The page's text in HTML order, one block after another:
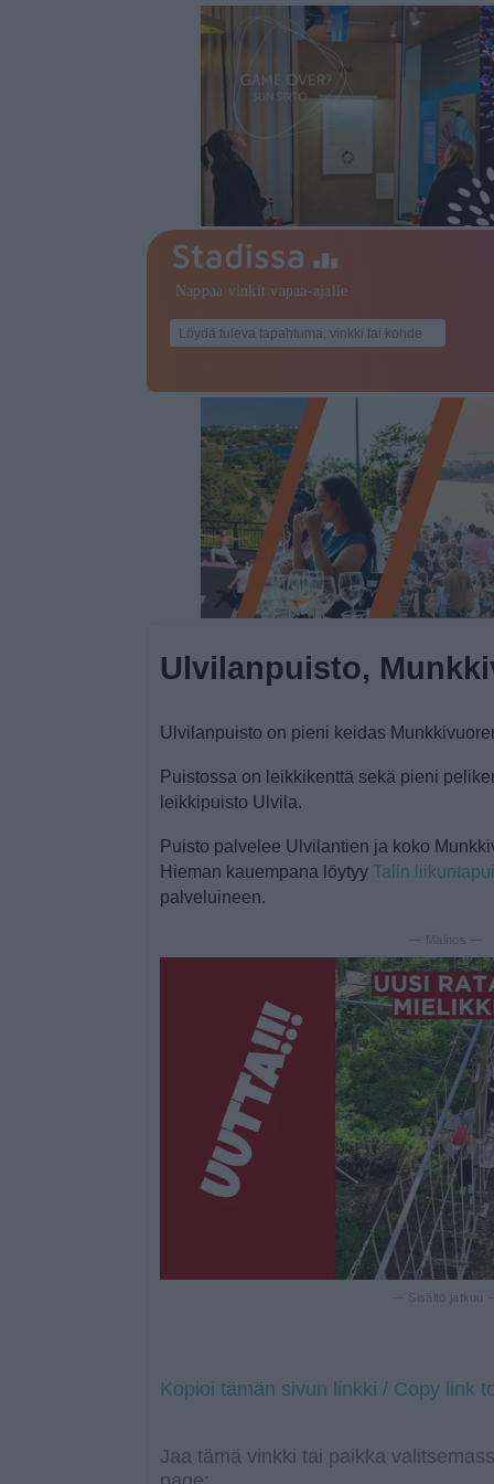
Ulvilanpuisto,
Ulvilanpuisto on pieni keidas
Puistossa on leikkikenttä sekä pieni
leikkipuisto Ulvila.
Puisto palvelee Ulvilantien ja koko
Hieman kauempana löytyy Talin
palveluineen.
— Mainos —
— Sisältö jatkuu —
Kopioi tämän sivun linkki / Copy link
Jaa tämä vinkki tai paikka